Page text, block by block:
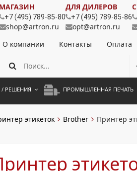
МАГАЗИН
+7 (495) 789-85-80
shop@artron.ru
ДЛЯ ДИЛЕРОВ
+7 (495) 789-85-86
opt@artron.ru
О компании
Контакты Оплата
/ РЕШЕНИЯ ПРОМЫШЛЕННАЯ ПЕЧАТЬ
этикеток Brother Принтер